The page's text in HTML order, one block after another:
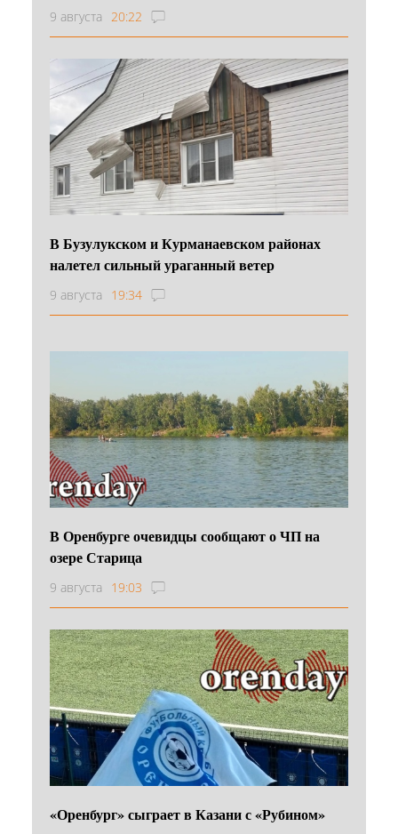
9 августа 20:22
В Бузулукском и Курманаевском районах
налетел сильный ураганный ветер
9 августа 19:34
В Оренбурге очевидцы сообщают о ЧП на
озере Старица
9 августа 19:03
«Оренбург» сыграет в Казани с «Рубином»